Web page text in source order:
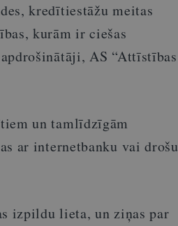
kredītiestāžu meitas
kurām ir ciešas
AS “Attīstības
un tamlīdzīgām
ar internetbanku vai drošu
izpildu lieta, un ziņas par